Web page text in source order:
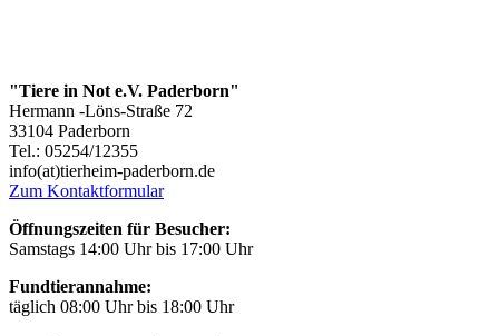
"Tiere in Not e.V. Paderborn"
Hermann -Löns-Straße 72
33104 Paderborn
Tel.: 05254/12355
info(at)tierheim-paderborn.de
Zum Kontaktformular
Öffnungszeiten für Besucher:
Samstags 14:00 Uhr bis 17:00 Uhr
Fundtierannahme:
täglich 08:00 Uhr bis 18:00 Uhr